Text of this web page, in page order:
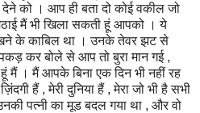
देने को । आप ही बता दो कोई वकील जो
मैं भी खिला सकती हूं आपको । ये
के काबिल था । उनके तेवर झट से
कर बोले से आप तो बुरा मान गई ,
। मैं आपके बिना एक दिन भी नहीं रह
हैं , मेरी दुनिया हैं , मेरा जो भी है सभी
पत्नी का मूड बदल गया था , और वो